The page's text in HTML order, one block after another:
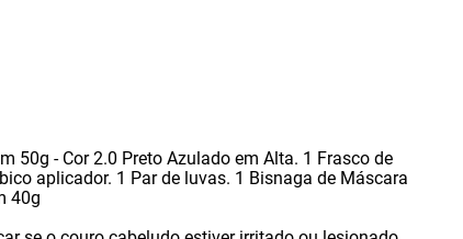
50g - Cor 2.0 Preto Azulado em Alta. 1 Frasco de
aplicador. 1 Par de luvas. 1 Bisnaga de Máscara
40g